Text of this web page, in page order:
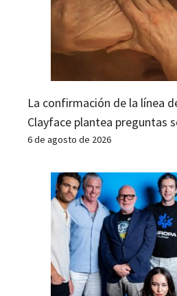
La confirmación de la línea
Clayface plantea preguntas
6 de agosto de 2026